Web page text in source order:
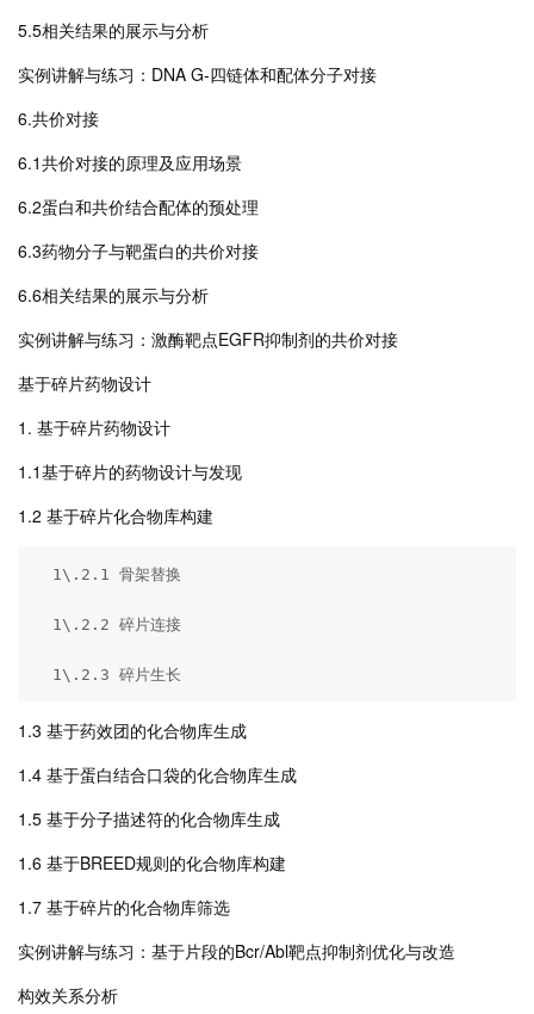
5.5相关结果的展示与分析
实例讲解与练习：DNA G-四链体和配体分子对接
6.共价对接
6.1共价对接的原理及应用场景
6.2蛋白和共价结合配体的预处理
6.3药物分子与靶蛋白的共价对接
6.6相关结果的展示与分析
实例讲解与练习：激酶靶点EGFR抑制剂的共价对接
基于碎片药物设计
1. 基于碎片药物设计
1.1基于碎片的药物设计与发现
1.2 基于碎片化合物库构建
  1\.2.1 骨架替换
  1\.2.2 碎片连接
  1\.2.3 碎片生长
1.3 基于药效团的化合物库生成
1.4 基于蛋白结合口袋的化合物库生成
1.5 基于分子描述符的化合物库生成
1.6 基于BREED规则的化合物库构建
1.7 基于碎片的化合物库筛选
实例讲解与练习：基于片段的Bcr/Abl靶点抑制剂优化与改造
构效关系分析